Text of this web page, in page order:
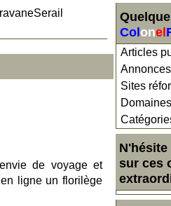
Col onel
Articles
Sites
sur ces
de voyage et
ligne un florilège